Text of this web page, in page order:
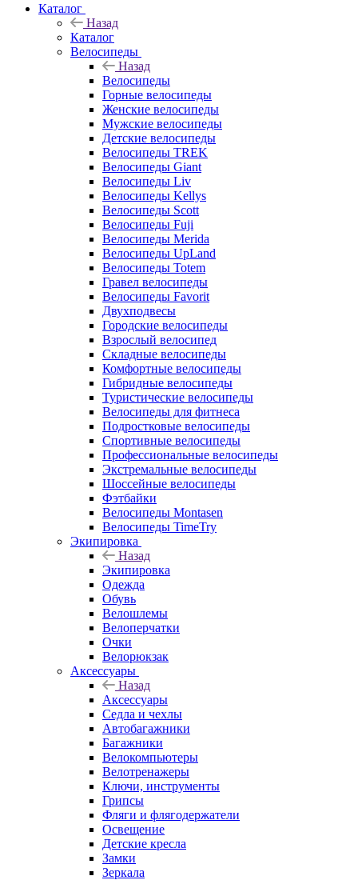
Каталог
Назад
Каталог
Велосипеды
Назад
Велосипеды
Горные велосипеды
Женские велосипеды
Мужские велосипеды
Детские велосипеды
Велосипеды TREK
Велосипеды Giant
Велосипеды Liv
Велосипеды Kellys
Велосипеды Scott
Велосипеды Fuji
Велосипеды Merida
Велосипеды UpLand
Велосипеды Totem
Гравел велосипеды
Велосипеды Favorit
Двухподвесы
Городские велосипеды
Взрослый велосипед
Складные велосипеды
Комфортные велосипеды
Гибридные велосипеды
Туристические велосипеды
Велосипеды для фитнеса
Подростковые велосипеды
Спортивные велосипеды
Профессиональные велосипеды
Экстремальные велосипеды
Шоссейные велосипеды
Фэтбайки
Велосипеды Montasen
Велосипеды TimeTry
Экипировка
Назад
Экипировка
Одежда
Обувь
Велошлемы
Велоперчатки
Очки
Велорюкзак
Аксессуары
Назад
Аксессуары
Седла и чехлы
Автобагажники
Багажники
Велокомпьютеры
Велотренажеры
Ключи, инструменты
Грипсы
Фляги и флягодержатели
Освещение
Детские кресла
Замки
Зеркала